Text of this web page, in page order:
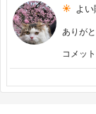
よ
ありが
コメット